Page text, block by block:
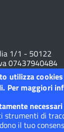
1/1 - 50122
07437940484
utilizza
Per maggiori
strumenti di
il tuo